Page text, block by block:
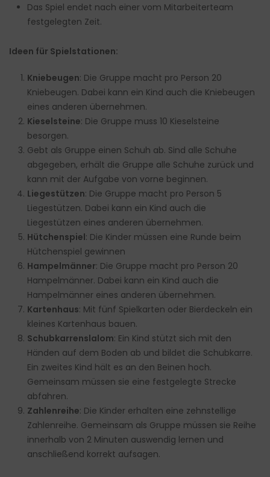
Das Spiel endet nach einer vom Mitarbeiterteam
festgelegten Zeit.
Ideen für Spielstationen:
Kniebeugen: Die Gruppe macht pro Person 20
Kniebeugen. Dabei kann ein Kind auch die Kniebeugen
eines anderen übernehmen.
Kieselsteine: Die Gruppe muss 10 Kieselsteine
besorgen.
Gebt als Gruppe einen Schuh ab. Sind alle Schuhe
abgegeben, erhält die Gruppe alle Schuhe zurück und
kann mit der Aufgabe von vorne beginnen.
Liegestützen: Die Gruppe macht pro Person 5
Liegestützen. Dabei kann ein Kind auch die
Liegestützen eines anderen übernehmen.
Hütchenspiel: Die Kinder müssen eine Runde beim
Hütchenspiel gewinnen
Hampelmänner: Die Gruppe macht pro Person 20
Hampelmänner. Dabei kann ein Kind auch die
Hampelmänner eines anderen übernehmen.
Kartenhaus: Mit fünf Spielkarten oder Bierdeckeln ein
kleines Kartenhaus bauen.
Schubkarrenslalom: Ein Kind stützt sich mit den
Händen auf dem Boden ab und bildet die Schubkarre.
Ein zweites Kind hält es an den Beinen hoch.
Gemeinsam müssen sie eine festgelegte Strecke
abfahren.
Zahlenreihe: Die Kinder erhalten eine zehnstellige
Zahlenreihe. Gemeinsam als Gruppe müssen sie Reihe
innerhalb von 2 Minuten auswendig lernen und
anschließend korrekt aufsagen.